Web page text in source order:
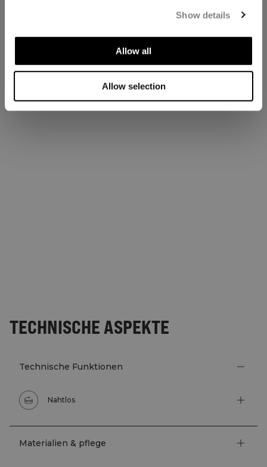
Show details
Allow all
Allow selection
TECHNISCHE ASPEKTE
Technische Funktionen
Nahtlos
Materialien & pflege